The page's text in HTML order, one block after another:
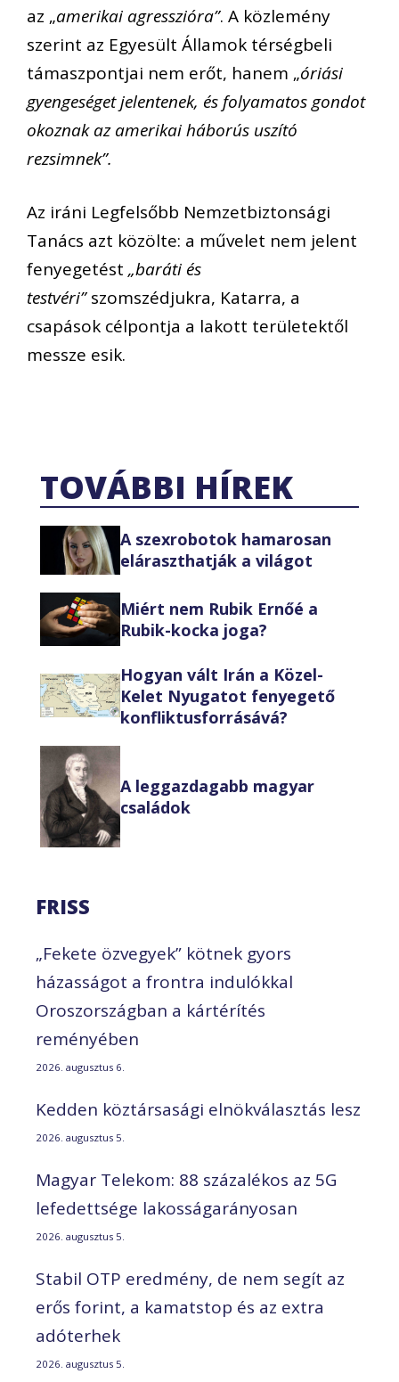
az „amerikai agresszióra”. A közlemény
szerint az Egyesült Államok térségbeli
támaszpontjai nem erőt, hanem „óriási
gyengeséget jelentenek, és folyamatos gondot
okoznak az amerikai háborús uszító
rezsimnek”.
Az iráni Legfelsőbb Nemzetbiztonsági
Tanács azt közölte: a művelet nem jelent
fenyegetést „baráti és
testvéri”szomszédjukra, Katarra, a
csapások célpontja a lakott területektől
messze esik.
TOVÁBBI HÍREK
A szexrobotok hamarosan
eláraszthatják a világot
Miért nem Rubik Ernőé a
Rubik-kocka joga?
Hogyan vált Irán a Közel-
Kelet Nyugatot fenyegető
konfliktusforrásává?
A leggazdagabb magyar
családok
FRISS
„Fekete özvegyek” kötnek gyors
házasságot a frontra indulókkal
Oroszországban a kártérítés
reményében
2026. augusztus 6.
Kedden köztársasági elnökválasztás lesz
2026. augusztus 5.
Magyar Telekom: 88 százalékos az 5G
lefedettsége lakosságarányosan
2026. augusztus 5.
Stabil OTP eredmény, de nem segít az
erős forint, a kamatstop és az extra
adóterhek
2026. augusztus 5.